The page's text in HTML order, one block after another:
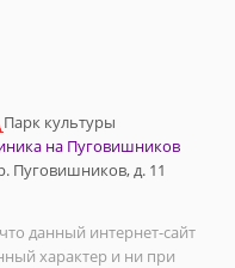
Парк культуры
на Пуговишников
Пуговишников, д. 11
данный интернет-сайт
характер и ни при